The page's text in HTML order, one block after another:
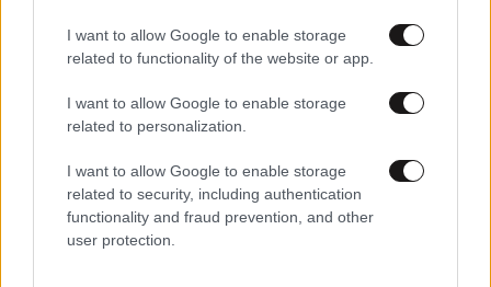
I want to allow Google to enable storage
related to functionality of the website or app.
I want to allow Google to enable storage
related to personalization.
I want to allow Google to enable storage
related to security, including authentication
functionality and fraud prevention, and other
user protection.